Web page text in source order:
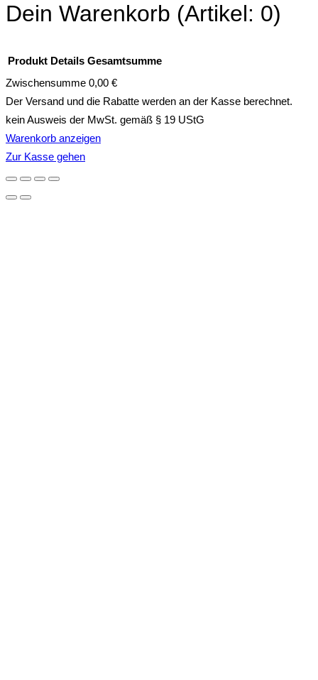
Dein Warenkorb (Artikel: 0)
Produkte
im
Warenkorb
Produkt Details Gesamtsumme
Zwischensumme 0,00 €
Der Versand und die Rabatte werden an der Kasse berechnet.
kein Ausweis der MwSt. gemäß § 19 UStG
Warenkorb anzeigen
Zur Kasse gehen